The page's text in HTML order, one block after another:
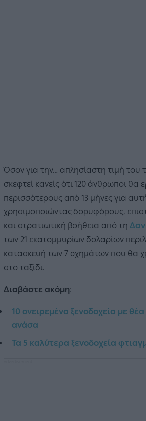
Όσον για την… απλησίαστη τιμή του
σκεφτεί κανείς ότι 120 άνθρωποι θα
περισσότερους από 13 μήνες για
χρησιμοποιώντας δορυφόρους,
και στρατιωτική βοήθεια από τη
των 21 εκατομμυρίων δολαρίων
κατασκευή των 7 οχημάτων που θα
στο ταξίδι.
Διαβάστε ακόμη:
10 ονειρεμένα ξενοδοχεία με
ανάσα
Τα 5 καλύτερα ξενοδοχεία